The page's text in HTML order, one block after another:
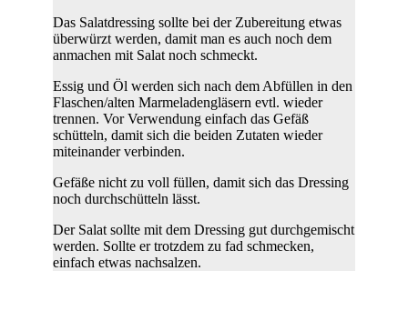
Das Salatdressing sollte bei der Zubereitung etwas
überwürzt werden, damit man es auch noch dem
anmachen mit Salat noch schmeckt.
Essig und Öl werden sich nach dem Abfüllen in den
Flaschen/alten Marmeladengläsern evtl. wieder
trennen. Vor Verwendung einfach das Gefäß
schütteln, damit sich die beiden Zutaten wieder
miteinander verbinden.
Gefäße nicht zu voll füllen, damit sich das Dressing
noch durchschütteln lässt.
Der Salat sollte mit dem Dressing gut durchgemischt
werden. Sollte er trotzdem zu fad schmecken,
einfach etwas nachsalzen.